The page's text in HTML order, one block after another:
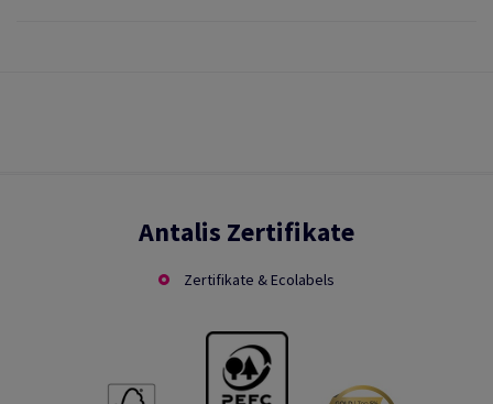
Antalis Zertifikate
Zertifikate & Ecolabels